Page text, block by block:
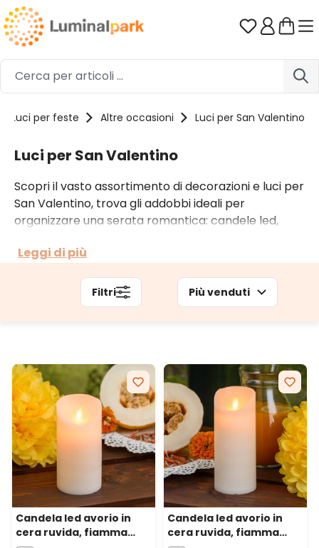
Passa al contenuto principale Hai 0
Luci per feste Altre occasioni Luci per San Valentino
Luci per San Valentino
Scopri il vasto assortimento di decorazioni e luci per
San Valentino, trova gli addobbi ideali per
organizzare una serata romantica: candele led,
giusta atmosfera per la festa di San Valentino ma
speciali mazzi di fiori e scatole di cioccolatini.
Leggi di più
Filtri Più venduti
Candela led avorio in
cera ruvida, fiamma
Candela led avorio in
cera ruvida, fiamma